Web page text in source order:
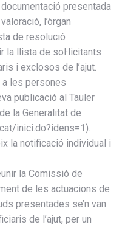
presentada
l’òrgan
de resolució
la llista de sol·licitants
i exclosos de l’ajut.
les persones
publicació al Tauler
la Generalitat de
inici.do?idens=1).
la notificació individual i
la Comissió de
de les actuacions de
presentades se’n van
de l’ajut, per un